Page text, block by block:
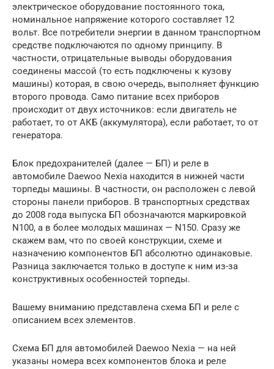
электрическое оборудование постоянного тока,
номинальное напряжение которого составляет 12
вольт. Все потребители энергии в данном транспортном
средстве подключаются по одному принципу. В
частности, отрицательные выводы оборудования
соединены массой (то есть подключены к кузову
машины) которая, в свою очередь, выполняет функцию
второго провода. Само питание всех приборов
происходит от двух источников: если двигатель не
работает, то от АКБ (аккумулятора), если работает, то от
генератора.
Блок предохранителей (далее — БП) и реле в
автомобиле Daewoo Nexia находится в нижней части
торпеды машины. В частности, он расположен с левой
стороны панели приборов. В транспортных средствах
до 2008 года выпуска БП обозначаются маркировкой
N100, а в более молодых машинах — N150. Сразу же
скажем вам, что по своей конструкции, схеме и
назначению компонентов БП абсолютно одинаковые.
Разница заключается только в доступе к ним из-за
конструктивных особенностей торпеды.
Вашему вниманию представлена схема БП и реле с
описанием всех элементов.
Схема БП для автомобилей Daewoo Nexia — на ней
указаны номера всех компонентов блока и реле